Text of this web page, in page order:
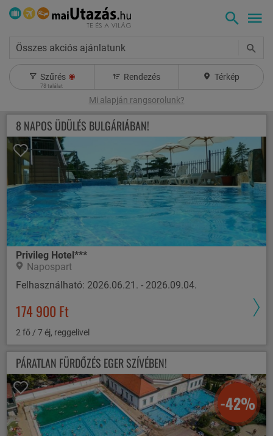
Összes akciós ajánlatunk
Szűrés
78 találat
Rendezés Térkép
Mi alapján rangsorolunk?
8 NAPOS ÜDÜLÉS BULGÁRIÁBAN!
Privileg Hotel***
Napospart
Felhasználható: 2026.06.21. - 2026.09.04.
174 900 Ft
2 fő / 7 éj, reggelivel
PÁRATLAN FÜRDŐZÉS EGER SZÍVÉBEN!
-42%